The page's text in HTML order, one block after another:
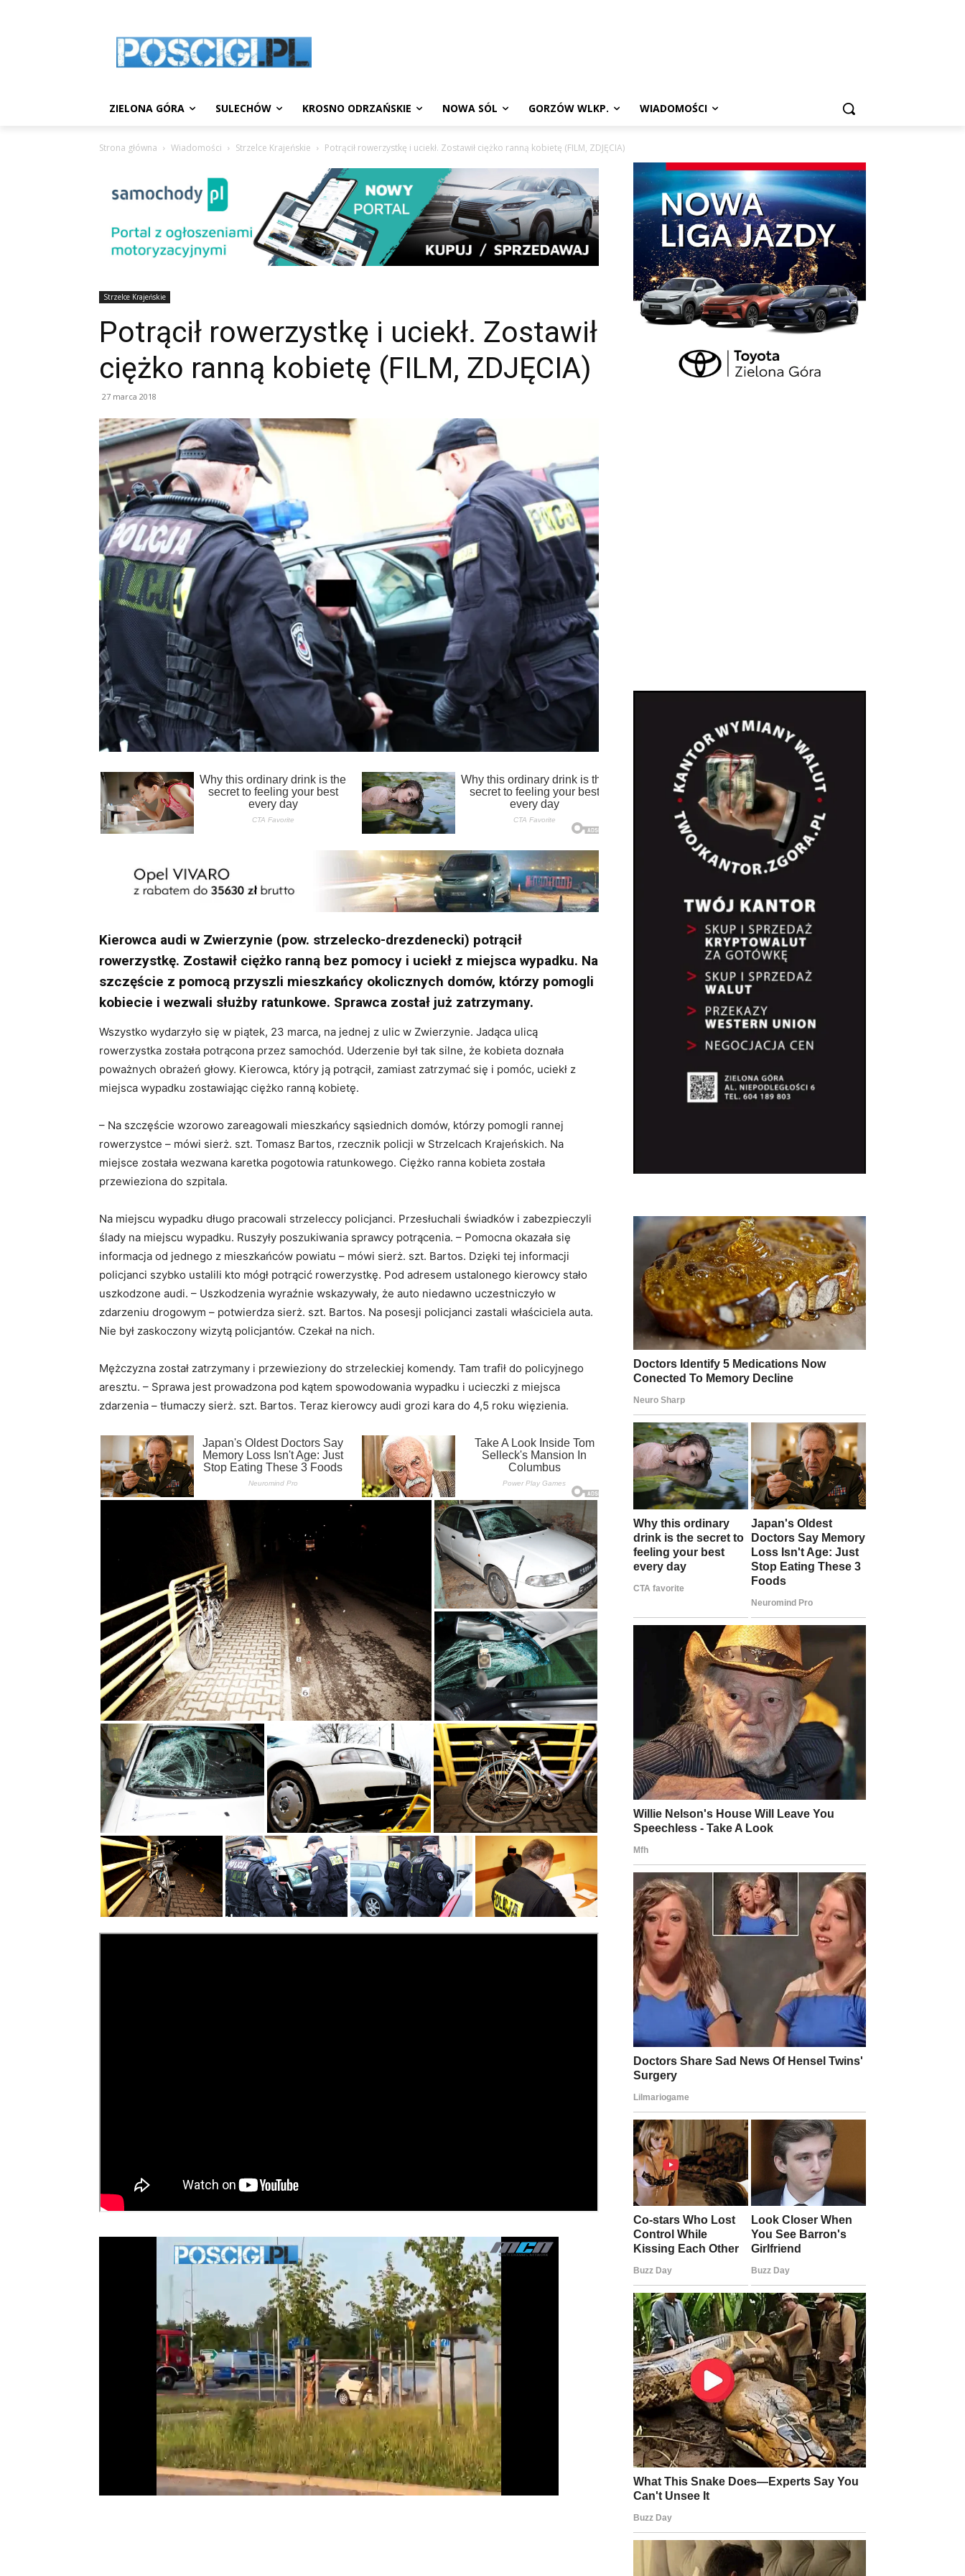
ZIELONA GÓRA SULECHÓW KROSNO ODRZAŃSKIE NOWA SÓL GORZÓW WLKP. WIADOMOŚCI
Strona główna Wiadomości Strzelce Krajeńskie Potrącił rowerzystkę i uciekł. Zostawił ciężko ranną kobietę (FILM, ZDJĘCIA)
Strzelce Krajeńskie
Potrącił rowerzystkę i uciekł. Zostawił
ciężko ranną kobietę (FILM, ZDJĘCIA)
27 marca 2018
Kierowca audi w Zwierzynie (pow. strzelecko-drezdenecki) potrącił
rowerzystkę. Zostawił ciężko ranną bez pomocy i uciekł z miejsca wypadku. Na
szczęście z pomocą przyszli mieszkańcy okolicznych domów, którzy pomogli
kobiecie i wezwali służby ratunkowe. Sprawca został już zatrzymany.
Wszystko wydarzyło się w piątek, 23 marca, na jednej z ulic w Zwierzynie. Jadąca ulicą
rowerzystka została potrącona przez samochód. Uderzenie był tak silne, że kobieta doznała
poważnych obrażeń głowy. Kierowca, który ją potrącił, zamiast zatrzymać się i pomóc, uciekł z
miejsca wypadku zostawiając ciężko ranną kobietę.
– Na szczęście wzorowo zareagowali mieszkańcy sąsiednich domów, którzy pomogli rannej
rowerzystce – mówi sierż. szt. Tomasz Bartos, rzecznik policji w Strzelcach Krajeńskich. Na
miejsce została wezwana karetka pogotowia ratunkowego. Ciężko ranna kobieta została
przewieziona do szpitala.
Na miejscu wypadku długo pracowali strzeleccy policjanci. Przesłuchali świadków i zabezpieczyli
ślady na miejscu wypadku. Ruszyły poszukiwania sprawcy potrącenia. – Pomocna okazała się
informacja od jednego z mieszkańców powiatu – mówi sierż. szt. Bartos. Dzięki tej informacji
policjanci szybko ustalili kto mógł potrącić rowerzystkę. Pod adresem ustalonego kierowcy stało
uszkodzone audi. – Uszkodzenia wyraźnie wskazywały, że auto niedawno uczestniczyło w
zdarzeniu drogowym – potwierdza sierż. szt. Bartos. Na posesji policjanci zastali właściciela auta.
Nie był zaskoczony wizytą policjantów. Czekał na nich.
Mężczyzna został zatrzymany i przewieziony do strzeleckiej komendy. Tam trafił do policyjnego
aresztu. – Sprawa jest prowadzona pod kątem spowodowania wypadku i ucieczki z miejsca
zdarzenia – tłumaczy sierż. szt. Bartos. Teraz kierowcy audi grozi kara do 4,5 roku więzienia.